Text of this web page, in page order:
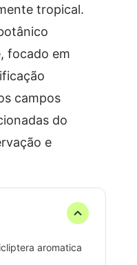
tropical.
focado em
campos
do
e
aromatica